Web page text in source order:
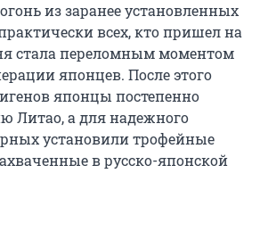
из заранее установленных
всех, кто пришел на
стала переломным моментом
японцев. После этого
японцы постепенно
Литао, а для надежного
установили трофейные
в русско-японской